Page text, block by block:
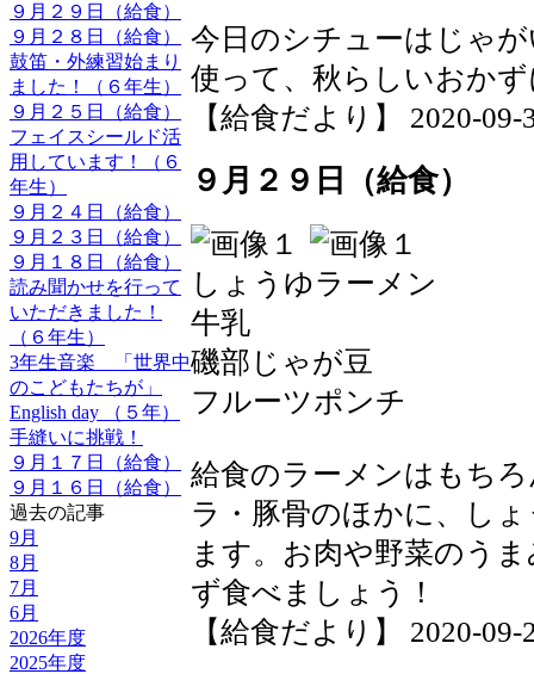
９月２９日（給食）
９月２８日（給食）
鼓笛・外練習始まり
ました！（６年生）
９月２５日（給食）
フェイスシールド活
用しています！（６
年生）
９月２４日（給食）
９月２３日（給食）
９月１８日（給食）
読み聞かせを行って
いただきました！
（６年生）
3年生音楽 「世界中
のこどもたちが」
English day （５年）
手縫いに挑戦！
９月１７日（給食）
９月１６日（給食）
過去の記事
9月
8月
7月
6月
2026年度
2025年度
今日のシチューはじゃ
使って、秋らしいおか
【給食だより】 2020-09-
９月２９日（給食）
しょうゆラーメン
牛乳
磯部じゃが豆
フルーツポンチ
給食のラーメンはもち
ラ・豚骨のほかに、し
ます。お肉や野菜のう
ず食べましょう！
【給食だより】 2020-09-